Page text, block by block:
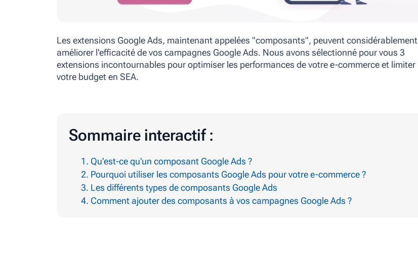
Les extensions Google Ads, maintenant appelées "composants", peuvent considérablement
améliorer l'efficacité de vos campagnes Google Ads. Nous avons sélectionné pour vous 3
extensions incontournables pour optimiser les performances de votre e-commerce et limiter
votre budget en SEA.
Sommaire interactif :
1. Qu'est-ce qu'un composant Google Ads ?
2. Pourquoi utiliser les composants Google Ads pour votre e-commerce ?
3. Les différents types de composants Google Ads
4. Comment ajouter des composants à vos campagnes Google Ads ?